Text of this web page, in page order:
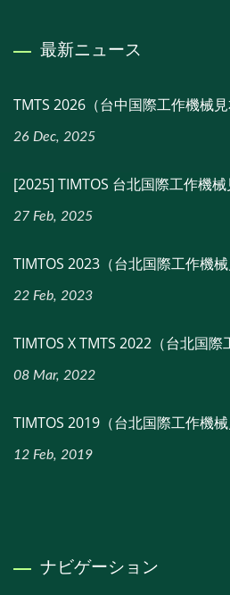
最新ニュース
TMTS 2026（台中国際工作機械見
26 Dec, 2025
[2025] TIMTOS 台北国際工作機
27 Feb, 2025
TIMTOS 2023（台北国際工作機械
22 Feb, 2023
TIMTOS X TMTS 2022（台北国際
08 Mar, 2022
TIMTOS 2019（台北国際工作機械
12 Feb, 2019
ナビゲーション